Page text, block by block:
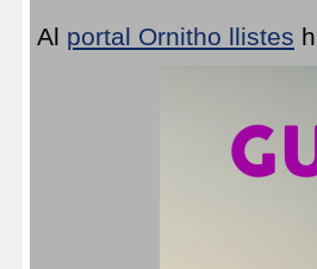
Al portal Ornitho llistes